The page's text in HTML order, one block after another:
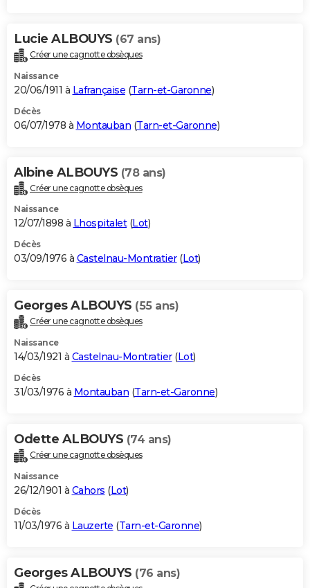
Lucie ALBOUYS (67 ans)
Créer une cagnotte obsèques
Naissance
20/06/1911 à Lafrançaise (Tarn-et-Garonne)
Décès
06/07/1978 à Montauban (Tarn-et-Garonne)
Albine ALBOUYS (78 ans)
Créer une cagnotte obsèques
Naissance
12/07/1898 à Lhospitalet(Lot)
Décès
03/09/1976 à Castelnau-Montratier(Lot)
Georges ALBOUYS (55 ans)
Créer une cagnotte obsèques
Naissance
14/03/1921 à Castelnau-Montratier(Lot)
Décès
31/03/1976 à Montauban (Tarn-et-Garonne)
Odette ALBOUYS (74 ans)
Créer une cagnotte obsèques
Naissance
26/12/1901 à Cahors (Lot)
Décès
11/03/1976 à Lauzerte (Tarn-et-Garonne)
Georges ALBOUYS (76 ans)